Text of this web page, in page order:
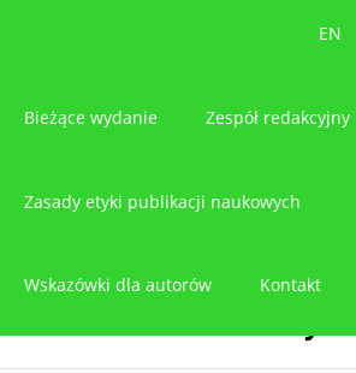
EN
Bieżące wydanie Zespół redakcyjny
Zasady etyki publikacji naukowych
Wskazówki dla autorów Kontakt